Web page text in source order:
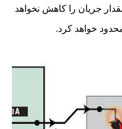
جریان را کاهش نخواهد
خواهد کرد.